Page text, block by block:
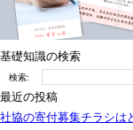
基礎知識の検索
検索:
最近の投稿
社協の寄付募集チラシは